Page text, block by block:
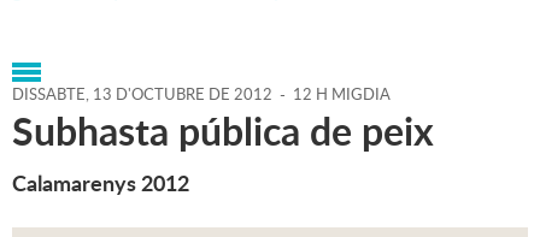
DISSABTE, 13 D'OCTUBRE DE 2012 - 12 H MIGDIA
Subhasta pública de peix
Calamarenys 2012